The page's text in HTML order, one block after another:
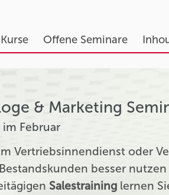
Offene Seminare
& Marketing
Februar
Vertriebsinnendienst oder
besser
Salestraining lernen